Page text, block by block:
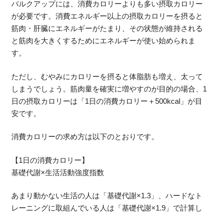
バルクアップには、消費カロリーよりも多い摂取カロリー
が必要です。消費エネルギー以上の摂取カロリーを摂ると
筋肉・肝臓にエネルギーがたまり、その状態が維持される
と筋肉を大きくするためにエネルギーが使い始められま
す。
ただし、むやみにカロリーを摂ると体脂肪も増え、太って
しまうでしょう。筋肉量を確実に増やすのが目的の場合、1
日の摂取カロリーは「1日の消費カロリー＋500kcal」が目
安です。
消費カロリーの求め方は以下のとおりです。
【1日の消費カロリー】
基礎代謝×生活活動強度指数
あまり動かない生活の人は「基礎代謝×1.3」、ハードなト
レーニングに取組んでいる人は「基礎代謝×1.9」で計算し